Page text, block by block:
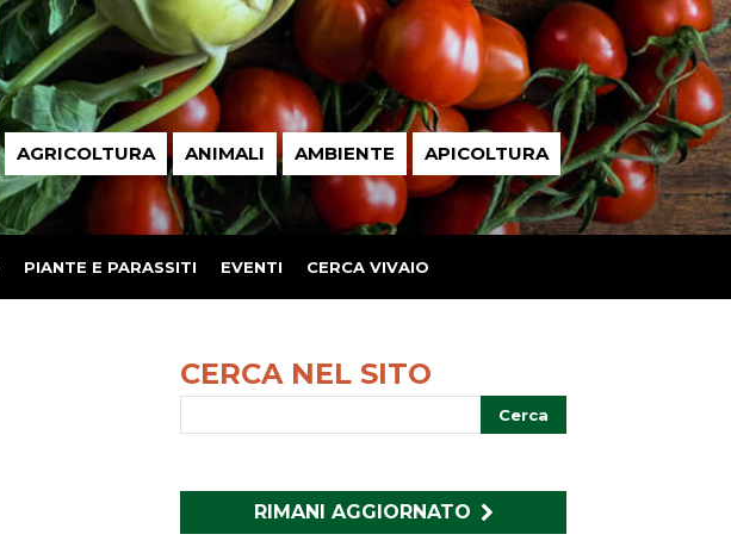
AGRICOLTURA ANIMALI AMBIENTE APICOLTURA
PIANTE E PARASSITI EVENTI CERCA VIVAIO
CERCA NEL SITO
RIMANI AGGIORNATO